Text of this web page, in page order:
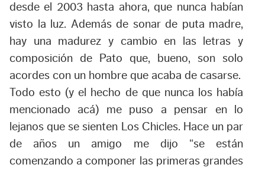
desde el 2003 hasta ahora, que nunca habían
visto la luz. Además de sonar de puta madre,
hay una madurez y cambio en las letras y
composición de Pato que, bueno, son solo
acordes con un hombre que acaba de casarse.
Todo esto (y el hecho de que nunca los había
mencionado acá) me puso a pensar en lo
lejanos que se sienten Los Chicles. Hace un par
de años un amigo me dijo “se están
comenzando a componer las primeras grandes